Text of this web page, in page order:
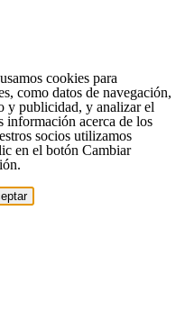
cookies para
como datos de navegación,
y publicidad, y analizar el
información acerca de los
socios utilizamos
en el botón Cambiar